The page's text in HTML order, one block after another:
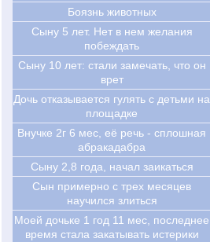
Боязнь животных
Сыну 5 лет. Нет в нем желания
побеждать
Cыну 10 лет: стали замечать, что он
врет
Дочь отказывается гулять с детьми на
площадке
Внучке 2г 6 мес, её речь - сплошная
абракадабра
Сыну 2,8 года, начал заикаться
Сын примерно с трех месяцев
научился злиться
Моей дочьке 1 год 11 мес, последнее
время стала закатывать истерики